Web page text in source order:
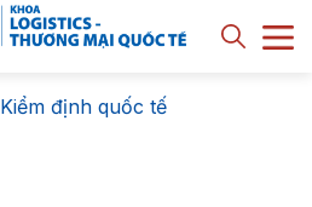
Kiểm định quốc tế